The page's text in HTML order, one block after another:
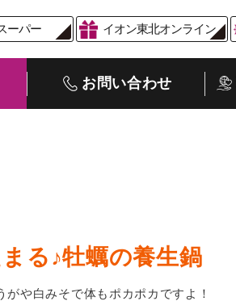
ーパー イオン東北オンライン
お問い合わせ
る♪牡蠣の養生鍋
や白みそで体もポカポカですよ！